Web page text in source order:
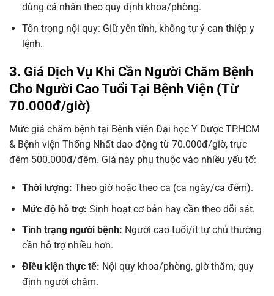
dùng cá nhân theo quy định khoa/phòng.
Tôn trọng nội quy: Giữ yên tĩnh, không tự ý can thiệp y
lệnh.
3. Giá Dịch Vụ Khi Cần Người Chăm Bệnh
Cho Người Cao Tuổi Tại Bệnh Viện (Từ
70.000đ/giờ)
Mức giá chăm bệnh tại Bệnh viện Đại học Y Dược TP.HCM
& Bệnh viện Thống Nhất dao động từ 70.000đ/giờ, trực
đêm 500.000đ/đêm. Giá này phụ thuộc vào nhiều yếu tố:
Thời lượng: Theo giờ hoặc theo ca (ca ngày/ca đêm).
Mức độ hỗ trợ: Sinh hoạt cơ bản hay cần theo dõi sát.
Tình trạng người bệnh: Người cao tuổi/ít tự chủ thường
cần hỗ trợ nhiều hơn.
Điều kiện thực tế: Nội quy khoa/phòng, giờ thăm, quy
định người chăm.